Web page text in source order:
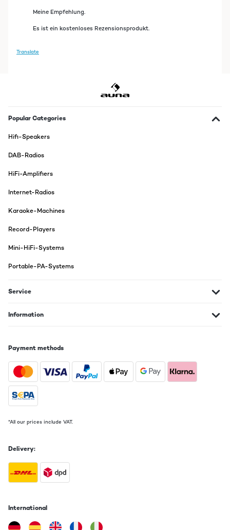
Meine Empfehlung.
Es ist ein kostenloses Rezensionsprodukt.
Translate
Popular Categories
Hifi-Speakers
DAB-Radios
HiFi-Amplifiers
Internet-Radios
Karaoke-Machines
Record-Players
Mini-HiFi-Systems
Portable-PA-Systems
Service
Information
Payment methods
*All our prices include VAT.
Delivery:
International